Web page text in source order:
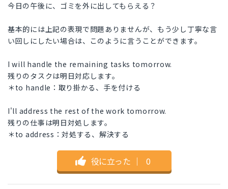
今日の午後に、ゴミを外に出してもらえる？
基本的には上記の表現で問題ありませんが、もう少し丁寧な言
い回しにしたい場合は、このように言うことができます。
I will handle the remaining tasks tomorrow.
残りのタスクは明日対応します。
＊to handle：取り掛かる、手を付ける
I'll address the rest of the work tomorrow.
残りの仕事は明日対処します。
＊to address：対処する、解決する
役に立った ｜ 0